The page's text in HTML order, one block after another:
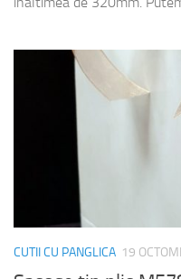
CUTII CU PANGLICA 19